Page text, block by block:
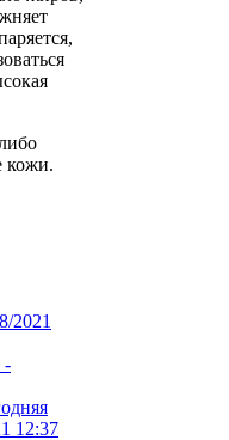
кожи.
2021
-
12:37